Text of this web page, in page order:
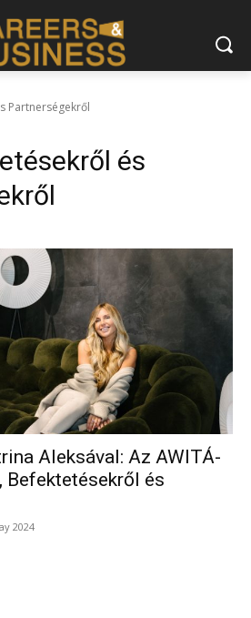
Partnerségekről
és
Aleksával: Az AWITÁ-
Befektetésekről és
2024